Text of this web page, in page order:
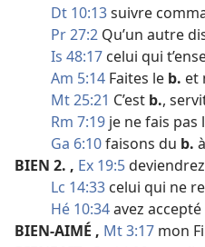
Dt 10:13suivre
Pr 27:2 Qu’un autre
Is 48:17 celui qui
Am 5:14 Faites le b. et
Mt 25:21 C’est b.,
Rm 7:19 je ne fais pas
Ga 6:10faisons du b.
BIEN 2. , Ex 19:5
Lc 14:33 celui qui ne
Hé 10:34avez
BIEN-AIMÉ , Mt 3:17 mon